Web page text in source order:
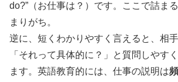
do?”（お仕事は？）です。ここで詰ま
まりがち。
逆に、短くわかりやすく言えると、相
「それって具体的に？」と質問しやす
ます。英語教育的には、仕事の説明は